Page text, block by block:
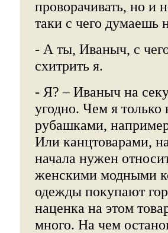
проворачивать, но и
таки с чего думаешь
- А ты, Иваныч, с
схитрить я.
- Я? – Иваныч на
угодно. Чем я
рубашками,
Или канцтоварами,
начала нужен
женскими модными
одежды покупают
наценка на этом
много. На чем